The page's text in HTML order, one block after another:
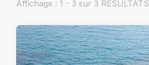
Affichage : 1 - 3 sur 3 RÉSULTATS